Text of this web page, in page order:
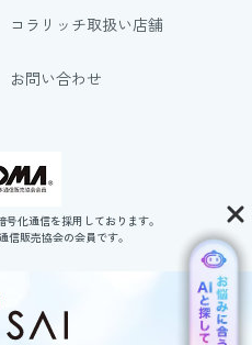
コラリッチ取扱い店舗
お問い合わせ
化通信を採用しております。
販売協会の会員です。